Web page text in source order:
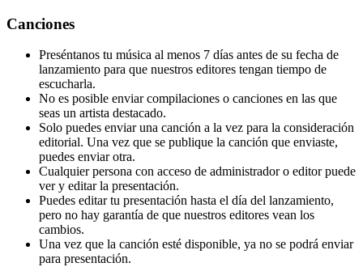
Canciones
Preséntanos tu música al menos 7 días antes de su fecha de
lanzamiento para que nuestros editores tengan tiempo de
escucharla.
No es posible enviar compilaciones o canciones en las que
seas un artista destacado.
Solo puedes enviar una canción a la vez para la consideración
editorial. Una vez que se publique la canción que enviaste,
puedes enviar otra.
Cualquier persona con acceso de administrador o editor puede
ver y editar la presentación.
Puedes editar tu presentación hasta el día del lanzamiento,
pero no hay garantía de que nuestros editores vean los
cambios.
Una vez que la canción esté disponible, ya no se podrá enviar
para presentación.